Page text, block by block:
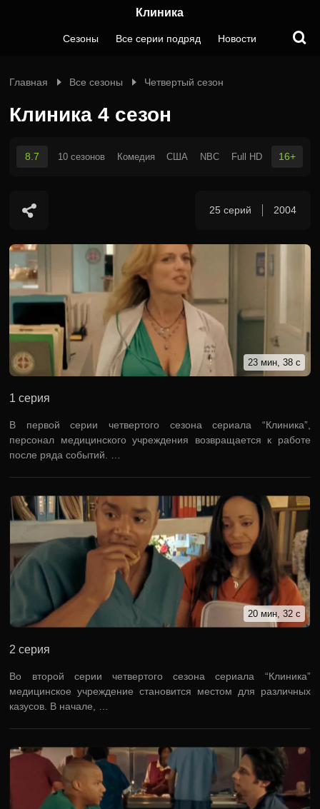
Клиника
Сезоны Все серии подряд Новости
Главная Все сезоны Четвертый сезон
Клиника 4 сезон
8.7 10 сезонов Комедия США NBC Full HD 16+
25 серий 2004
23 мин, 38 с
1 серия
В первой серии четвертого сезона сериала “Клиника”,
персонал медицинского учреждения возвращается к работе
после ряда событий. …
20 мин, 32 с
2 серия
Во второй серии четвертого сезона сериала “Клиника”
медицинское учреждение становится местом для различных
казусов. В начале, …